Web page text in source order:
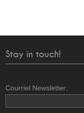
Stay in touch!
Courriel Newsletter: